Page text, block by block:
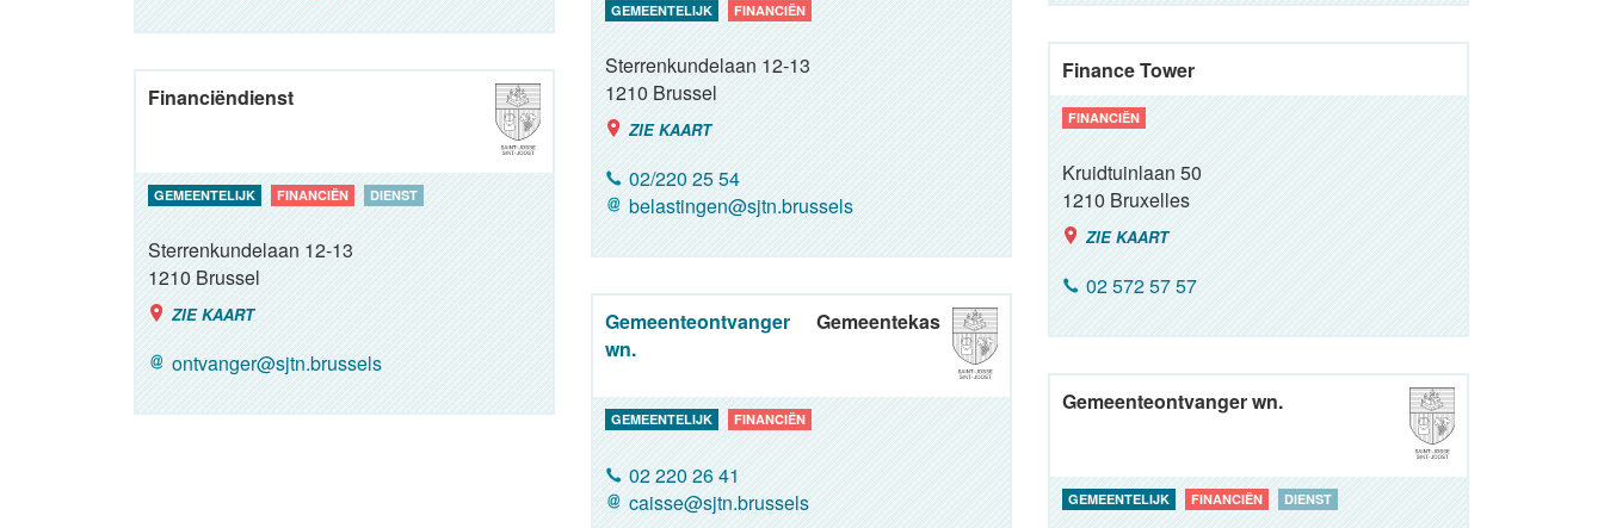
GEMEENTELIJK FINANCIËN
Sterrenkundelaan 12-13
1210Brussel
ZIE KAART
02/220 25 54
belastingen@sjtn.brussels
Finance Tower
FINANCIËN
Kruidtuinlaan 50
1210Bruxelles
ZIE KAART
02 572 57 57
Financiëndienst
GEMEENTELIJK FINANCIËN DIENST
Sterrenkundelaan 12-13
1210Brussel
ZIE KAART
ontvanger@sjtn.brussels
Gemeenteontvanger
wn.
Gemeentekas
GEMEENTELIJK FINANCIËN
02 220 26 41
caisse@sjtn.brussels
Gemeenteontvanger wn.
GEMEENTELIJK FINANCIËN DIENST